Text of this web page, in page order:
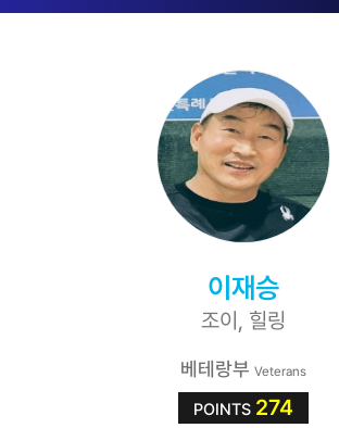
이재승
조이, 힐링
베테랑부 Veterans
POINTS 274